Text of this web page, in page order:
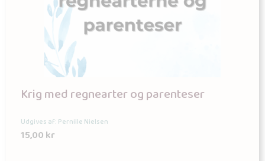
Krig med regnearter og parenteser
Udgives af: Pernille Nielsen
15,00kr